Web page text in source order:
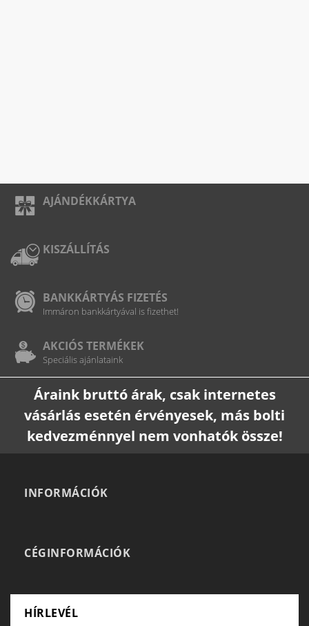
AJÁNDÉKKÁRTYA
KISZÁLLÍTÁS
BANKKÁRTYÁS FIZETÉS
Immáron bankkártyával is fizethet!
AKCIÓS TERMÉKEK
Speciális ajánlataink
Áraink bruttó árak, csak internetes
vásárlás esetén érvényesek, más bolti
kedvezménnyel nem vonhatók össze!
INFORMÁCIÓK
CÉGINFORMÁCIÓK
HÍRLEVÉL